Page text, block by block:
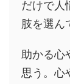
だけで人
肢を選ん
助かる心
思う。心